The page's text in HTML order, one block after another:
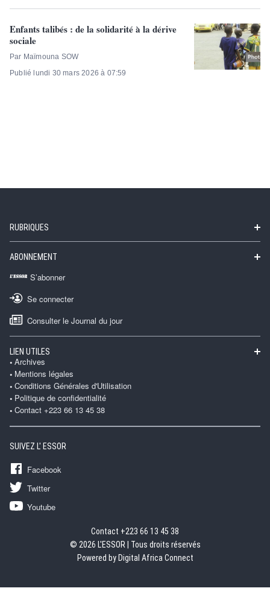
Enfants talibés : de la solidarité à la dérive
sociale
Par Maïmouna SOW
Publié lundi 30 mars 2026 à 07:59
RUBRIQUES
ABONNEMENT
S’abonner
Se connecter
Consulter le Journal du jour
LIEN UTILES
Archives
Mentions légales
Conditions Générales d'Utilisation
Politique de confidentialité
Contact +223 66 13 45 38
SUIVEZ L' ESSOR
Facebook
Twitter
Youtube
Contact +223 66 13 45 38
© 2026 L'ESSOR | Tous droits réservés
Powered by Digital Africa Connect